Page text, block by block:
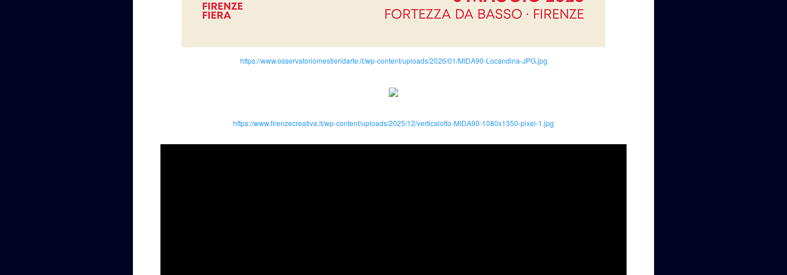
https://www.osservatoriomestieridarte.it/wp-content/uploads/2026/01/MIDA90-Locandina-JPG.jpg
https://www.firenzecreativa.it/wp-content/uploads/2025/12/verticalotto-MIDA90-1080x1350-pixel-1.jpg